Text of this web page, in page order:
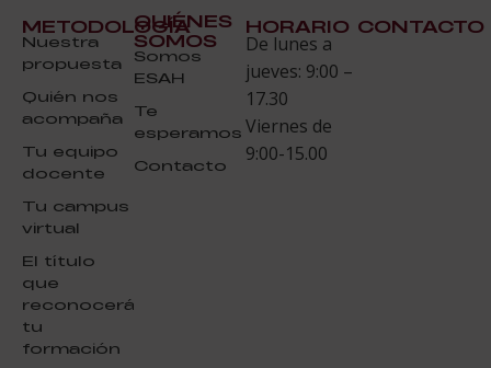
METODOLOGÍA
Nuestra
propuesta
Quién nos
acompaña
Tu equipo
docente
Tu campus
virtual
El título
que
reconocerá
tu
formación
QUIÉNES
SOMOS
Somos
ESAH
Te
esperamos
Contacto
HORARIO
De lunes a
jueves: 9:00 –
17.30
Viernes de
9:00-15.00
CONTACTO